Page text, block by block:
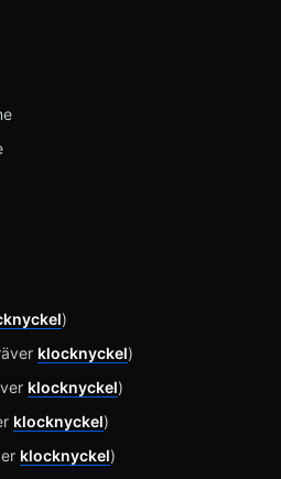
)
klocknyckel)
klocknyckel)
klocknyckel)
klocknyckel)